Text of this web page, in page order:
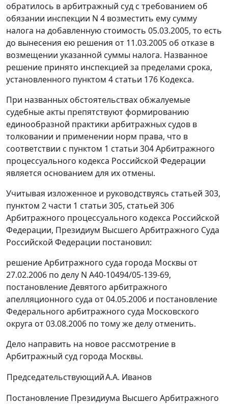
обратилось в арбитражный суд с требованием об
обязании инспекции N 4 возместить ему сумму
налога на добавленную стоимость 05.03.2005, то есть
до вынесения ею решения от 11.03.2005 об отказе в
возмещении указанной суммы налога. Названное
решение принято инспекцией за пределами срока,
установленного пунктом 4 статьи 176 Кодекса.
При названных обстоятельствах обжалуемые
судебные акты препятствуют формированию
единообразной практики арбитражных судов в
толковании и применении норм права, что в
соответствии с пунктом 1 статьи 304 Арбитражного
процессуального кодекса Российской Федерации
является основанием для их отмены.
Учитывая изложенное и руководствуясь статьей 303,
пунктом 2 части 1 статьи 305, статьей 306
Арбитражного процессуального кодекса Российской
Федерации, Президиум Высшего Арбитражного Суда
Российской Федерации постановил:
решение Арбитражного суда города Москвы от
27.02.2006 по делу N А40-10494/05-139-69,
постановление Девятого арбитражного
апелляционного суда от 04.05.2006 и постановление
Федерального арбитражного суда Московского
округа от 03.08.2006 по тому же делу отменить.
Дело направить на новое рассмотрение в
Арбитражный суд города Москвы.
ПредседательствующийА.А. Иванов
Постановление Президиума Высшего Арбитражного